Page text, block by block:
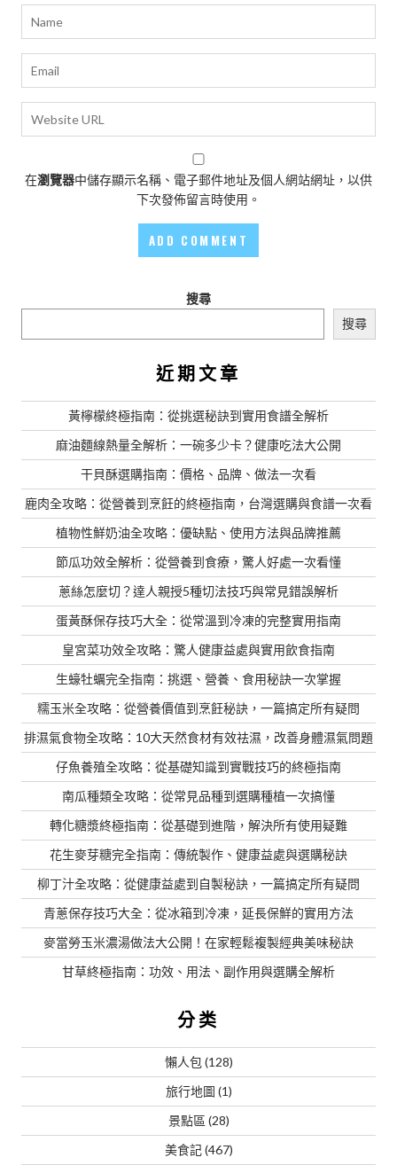
在瀏覽器中儲存顯示名稱、電子郵件地址及個人網站網址，以供
下次發佈留言時使用。
搜尋
搜尋
近期文章
黃檸檬終極指南：從挑選秘訣到實用食譜全解析
麻油麵線熱量全解析：一碗多少卡？健康吃法大公開
干貝酥選購指南：價格、品牌、做法一次看
鹿肉全攻略：從營養到烹飪的終極指南，台灣選購與食譜一次看
植物性鮮奶油全攻略：優缺點、使用方法與品牌推薦
節瓜功效全解析：從營養到食療，驚人好處一次看懂
蔥絲怎麼切？達人親授5種切法技巧與常見錯誤解析
蛋黃酥保存技巧大全：從常溫到冷凍的完整實用指南
皇宮菜功效全攻略：驚人健康益處與實用飲食指南
生蠔牡蠣完全指南：挑選、營養、食用秘訣一次掌握
糯玉米全攻略：從營養價值到烹飪秘訣，一篇搞定所有疑問
排濕氣食物全攻略：10大天然食材有效祛濕，改善身體濕氣問題
仔魚養殖全攻略：從基礎知識到實戰技巧的終極指南
南瓜種類全攻略：從常見品種到選購種植一次搞懂
轉化糖漿終極指南：從基礎到進階，解決所有使用疑難
花生麥芽糖完全指南：傳統製作、健康益處與選購秘訣
柳丁汁全攻略：從健康益處到自製秘訣，一篇搞定所有疑問
青蔥保存技巧大全：從冰箱到冷凍，延長保鮮的實用方法
麥當勞玉米濃湯做法大公開！在家輕鬆複製經典美味秘訣
甘草終極指南：功效、用法、副作用與選購全解析
分类
懶人包 (128)
旅行地圖 (1)
景點區 (28)
美食記(467)